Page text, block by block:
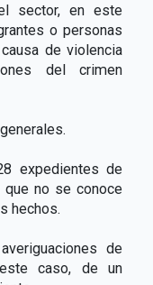
sector, en este
o personas
de violencia
del crimen
expedientes de
no se conoce
hechos.
de
caso, de un